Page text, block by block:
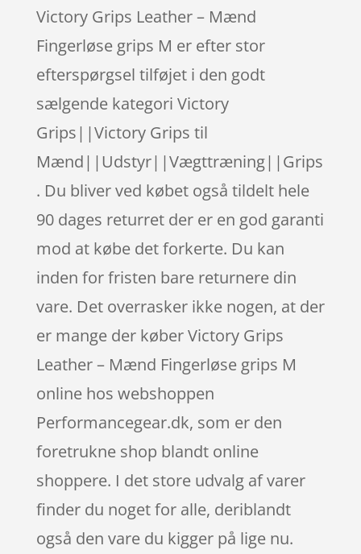
Victory Grips Leather – Mænd
Fingerløse grips M er efter stor
efterspørgsel tilføjet i den godt
sælgende kategori Victory
Grips||Victory Grips til
Mænd||Udstyr||Vægttræning||Grips
. Du bliver ved købet også tildelt hele
90 dages returret der er en god garanti
mod at købe det forkerte. Du kan
inden for fristen bare returnere din
vare. Det overrasker ikke nogen, at der
er mange der køber Victory Grips
Leather – Mænd Fingerløse grips M
online hos webshoppen
Performancegear.dk, som er den
foretrukne shop blandt online
shoppere. I det store udvalg af varer
finder du noget for alle, deriblandt
også den vare du kigger på lige nu.